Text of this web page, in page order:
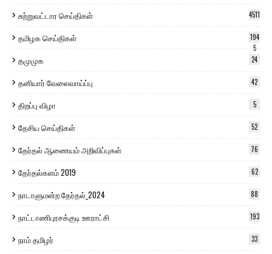
சுற்றுவட்டார செய்திகள் 4511
தமிழக செய்திகள்
194
5
தமுமுக 24
தனியார் வேலைவாய்ப்பு 42
திறப்பு விழா 5
தேசிய செய்திகள் 52
தேர்தல் ஆணையம் அறிவிப்புகள் 76
தேர்தல்களம் 2019 62
நாடாளுமன்ற தேர்தல்_2024 88
நாட்டாணிபுரசக்குடி ஊராட்சி 193
நாம் தமிழர் 33